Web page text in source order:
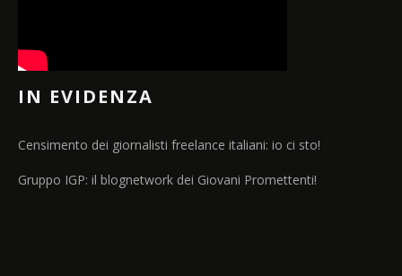
IN EVIDENZA
Censimento dei giornalisti freelance italiani: io ci sto!
Gruppo IGP: il blognetwork dei Giovani Promettenti!